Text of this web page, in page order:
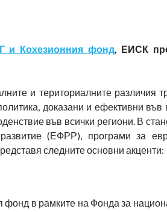
и Кохезионния фонд , ЕИСК
и териториалните различия
доказани и ефективни във
във всички региони. В
(ЕФРР), програми за
следните основни акценти:
в рамките на Фонда за